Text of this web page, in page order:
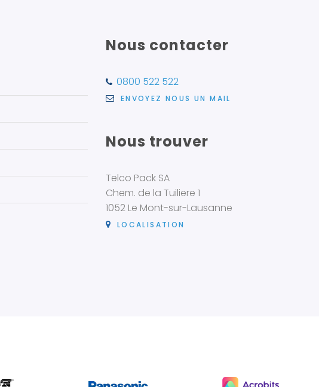
Nous contacter
0800 522 522
ENVOYEZ NOUS UN MAIL
Nous trouver
Telco Pack SA
Chem. de la Tuiliere 1
1052 Le Mont-sur-Lausanne
LOCALISATION